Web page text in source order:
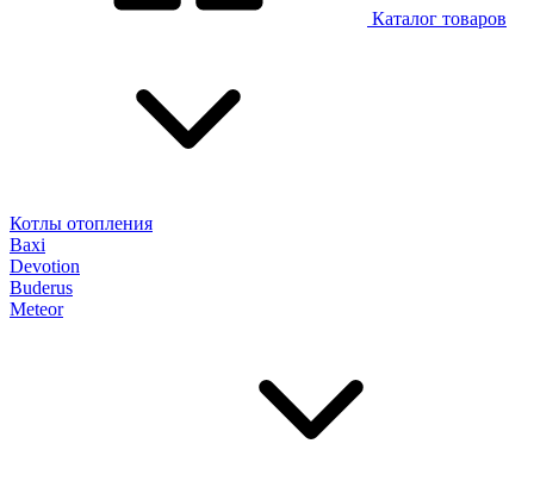
Каталог товаров
Котлы отопления
Baxi
Devotion
Buderus
Meteor